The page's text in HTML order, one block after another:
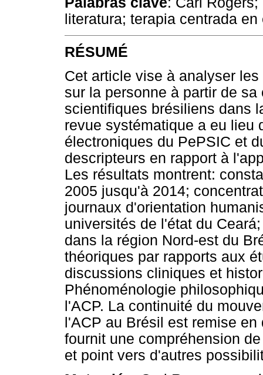
literatura; terapia centrada
RÉSUMÉ
Cet article vise à analyser
sur la personne à partir de
scientifiques brésiliens dans
revue systématique a eu lieu
électroniques du PePSIC et
descripteurs en rapport à
Les résultats montrent:
2005 jusqu'à 2014;
journaux d'orientation
universités de l'état du
dans la région Nord-est du
théoriques par rapports aux
discussions cliniques et
Phénoménologie
l'ACP. La continuité du
l'ACP au Brésil est remise
fournit une compréhension
et point vers d'autres